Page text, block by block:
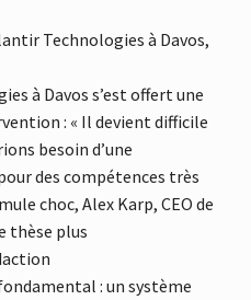
Technologies à Davos,
à Davos s’est offert une
: « Il devient difficile
besoin d’une
des compétences très
choc, Alex Karp, CEO de
thèse plus
: un système